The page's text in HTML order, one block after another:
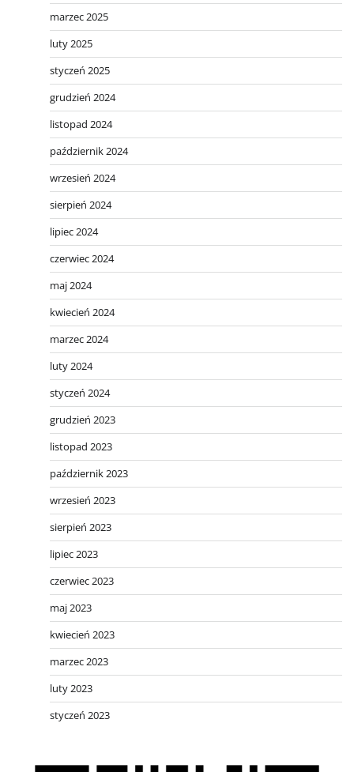
marzec 2025
luty 2025
styczeń 2025
grudzień 2024
listopad 2024
październik 2024
wrzesień 2024
sierpień 2024
lipiec 2024
czerwiec 2024
maj 2024
kwiecień 2024
marzec 2024
luty 2024
styczeń 2024
grudzień 2023
listopad 2023
październik 2023
wrzesień 2023
sierpień 2023
lipiec 2023
czerwiec 2023
maj 2023
kwiecień 2023
marzec 2023
luty 2023
styczeń 2023